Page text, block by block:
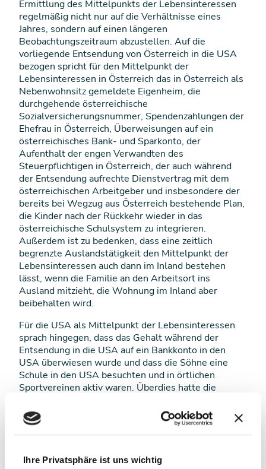
Ihre Privatsphäre ist uns wichtig
Ermittlung des Mittelpunkts der Lebensinteressen
regelmäßig nicht nur auf die Verhältnisse eines
Jahres, sondern auf einen längeren
Beobachtungszeitraum abzustellen. Auf die
vorliegende Entsendung von Österreich in die USA
bezogen spricht für den Mittelpunkt der
Lebensinteressen in Österreich das in Österreich als
Nebenwohnsitz gemeldete Eigenheim, die
durchgehende österreichische
Sozialversicherungsnummer, Spendenzahlungen der
Ehefrau in Österreich, Überweisungen auf ein
österreichisches Bank- und Sparkonto, der
Aufenthalt der engen Verwandten des
Steuerpflichtigen in Österreich, der auch während
der Entsendung aufrechte Dienstvertrag mit dem
österreichischen Arbeitgeber und insbesondere der
bereits bei Wegzug aus Österreich bestehende Plan,
die Kinder nach der Rückkehr wieder in das
österreichische Schulsystem zu integrieren.
Außerdem ist zu bedenken, dass eine zeitlich
begrenzte Auslandstätigkeit den Mittelpunkt der
Lebensinteressen auch dann im Inland bestehen
lässt, wenn die Familie an den Arbeitsort ins
Ausland mitzieht, die Wohnung im Inland aber
beibehalten wird.
Für die USA als Mittelpunkt der Lebensinteressen
sprach hingegen, dass das Gehalt während der
Entsendung in die USA auf ein Bankkonto in den
USA überwiesen wurde und dass die Söhne eine
Schule in den USA besuchten und in örtlichen
Sportvereinen aktiv waren. Überdies hatte die
in den USA abgeschlossen und vor Ort unentgeltlich
Yoga-Unterricht angeboten. Schließlich hatte sich die
ganze Familie während des Entsendungszeitraums
die gesamte Freizeit und Urlaube verbracht.